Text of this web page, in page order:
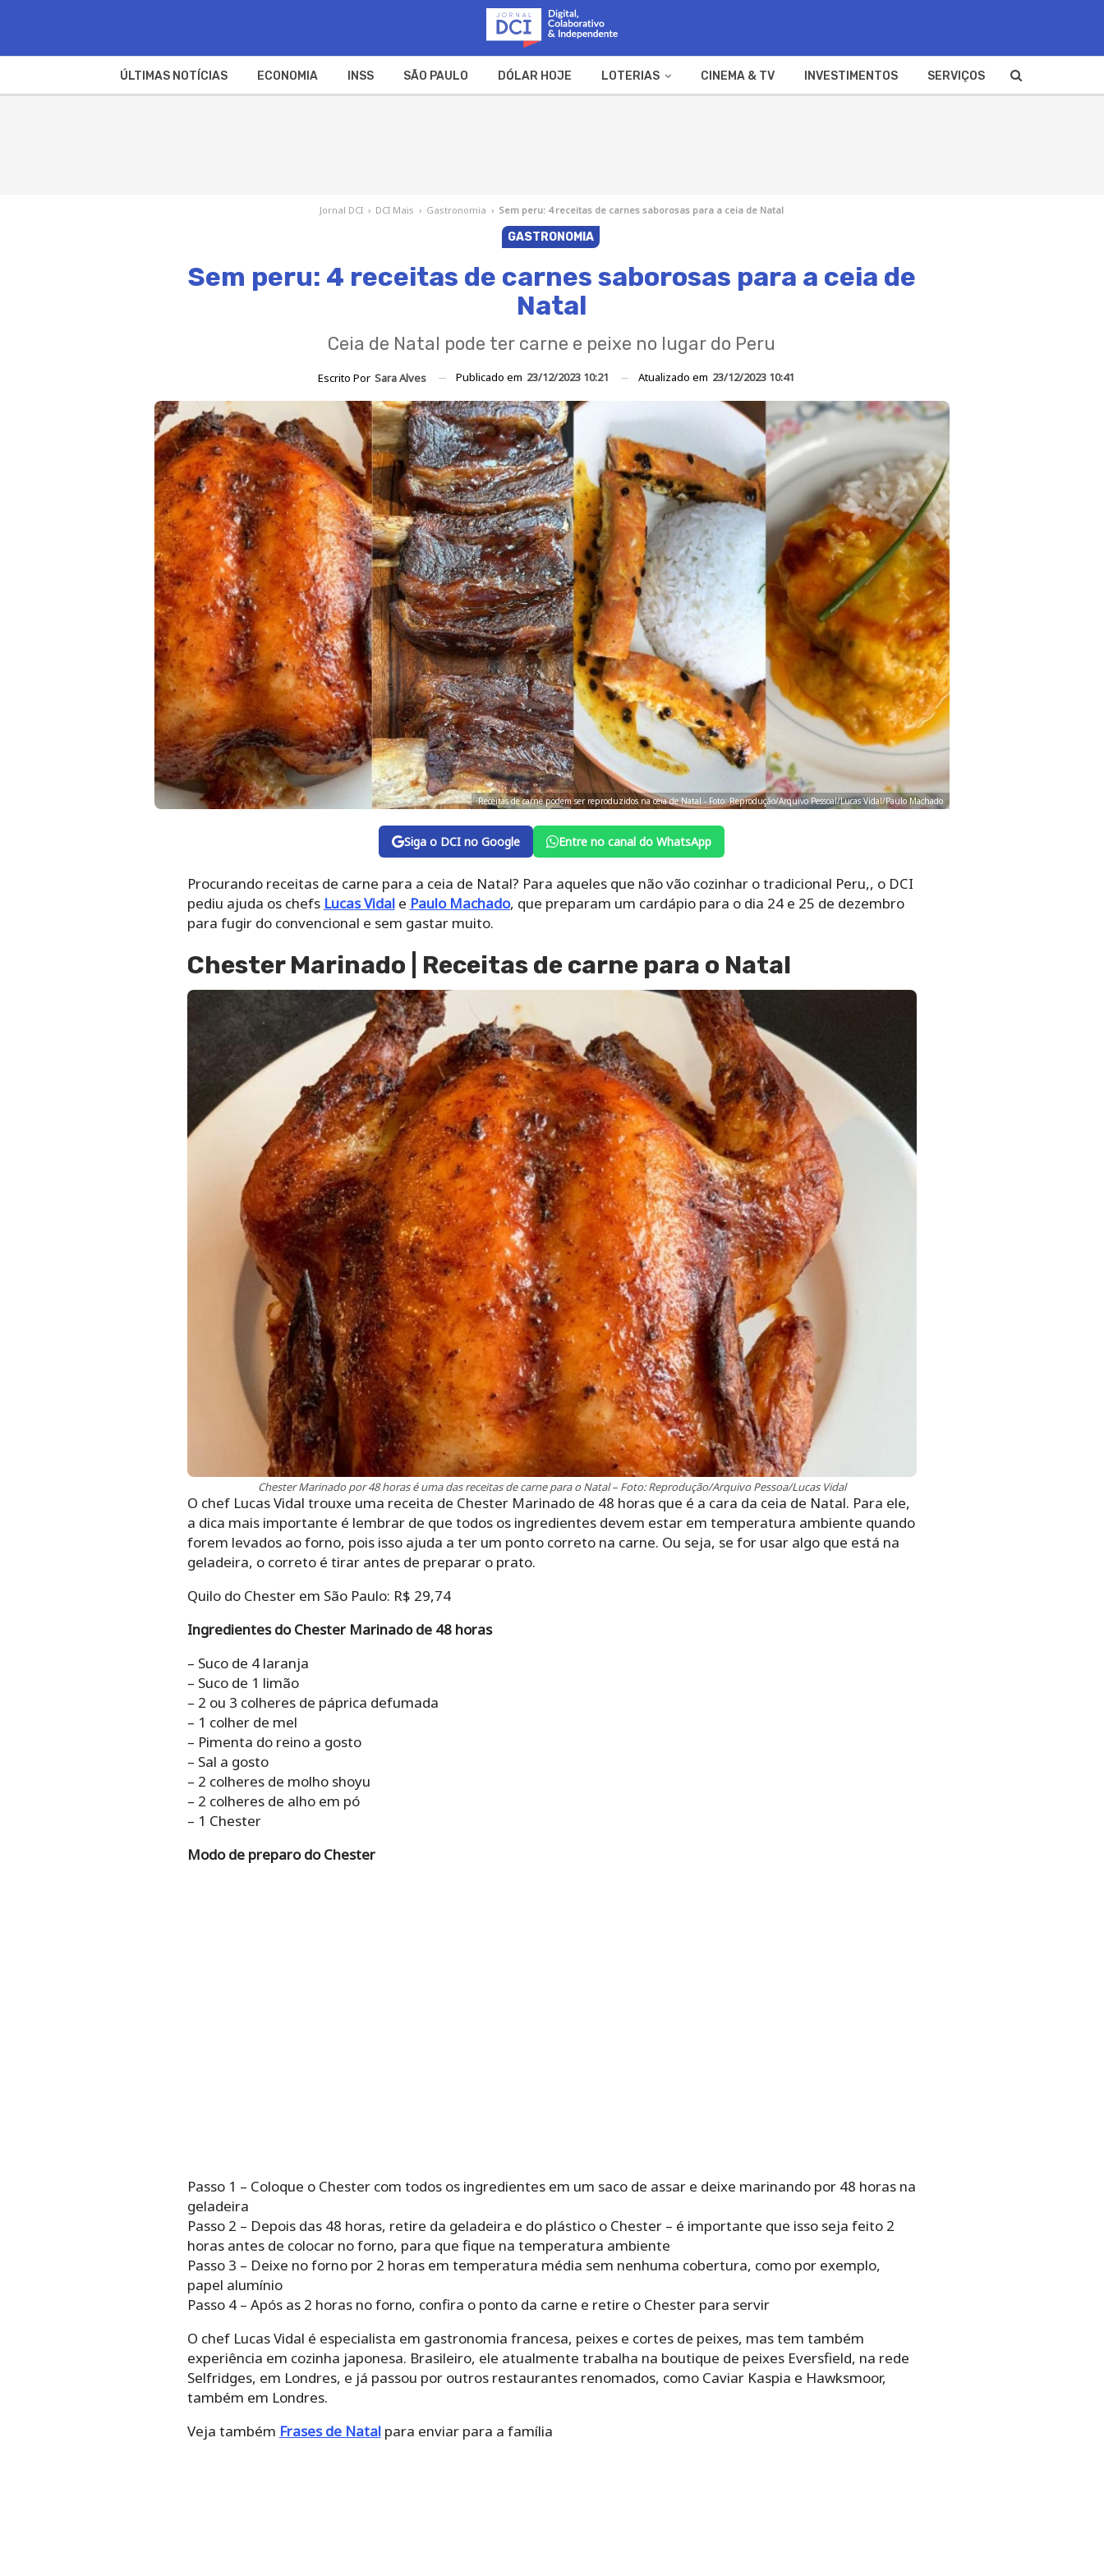
ÚLTIMAS NOTÍCIAS ECONOMIA INSS SÃO PAULO DÓLAR HOJE LOTERIAS CINEMA & TV INVESTIMENTOS SERVIÇOS
Jornal DCI › DCI Mais › Gastronomia › Sem peru: 4 receitas de carnes saborosas para a ceia de Natal
GASTRONOMIA
Sem peru: 4 receitas de carnes saborosas para a ceia de
Natal
Ceia de Natal pode ter carne e peixe no lugar do Peru
Escrito Por Sara Alves Publicado em 23/12/2023 10:21 Atualizado em 23/12/2023 10:41
Receitas de carne podem ser reproduzidos na ceia de Natal - Foto: Reprodução/Arquivo Pessoal/Lucas Vidal/Paulo Machado
Siga o DCI no Google Entre no canal do WhatsApp
Procurando receitas de carne para a ceia de Natal? Para aqueles que não vão cozinhar o tradicional Peru,, o DCI
pediu ajuda os chefs Lucas Vidale Paulo Machado, que preparam um cardápio para o dia 24 e 25 de dezembro
para fugir do convencional e sem gastar muito.
Chester Marinado | Receitas de carne para o Natal
Chester Marinado por 48 horas é uma das receitas de carne para o Natal – Foto: Reprodução/Arquivo Pessoa/Lucas Vidal
O chef Lucas Vidal trouxe uma receita de Chester Marinado de 48 horas que é a cara da ceia de Natal. Para ele,
a dica mais importante é lembrar de que todos os ingredientes devem estar em temperatura ambiente quando
forem levados ao forno, pois isso ajuda a ter um ponto correto na carne. Ou seja, se for usar algo que está na
geladeira, o correto é tirar antes de preparar o prato.
Quilo do Chester em São Paulo: R$ 29,74
Ingredientes do Chester Marinado de 48 horas
– Suco de 4 laranja
– Suco de 1 limão
– 2 ou 3 colheres de páprica defumada
– 1 colher de mel
– Pimenta do reino a gosto
– Sal a gosto
– 2 colheres de molho shoyu
– 2 colheres de alho em pó
– 1 Chester
Modo de preparo do Chester
Passo 1 – Coloque o Chester com todos os ingredientes em um saco de assar e deixe marinando por 48 horas na
geladeira
Passo 2 – Depois das 48 horas, retire da geladeira e do plástico o Chester – é importante que isso seja feito 2
horas antes de colocar no forno, para que fique na temperatura ambiente
Passo 3 – Deixe no forno por 2 horas em temperatura média sem nenhuma cobertura, como por exemplo,
papel alumínio
Passo 4 – Após as 2 horas no forno, confira o ponto da carne e retire o Chester para servir
O chef Lucas Vidal é especialista em gastronomia francesa, peixes e cortes de peixes, mas tem também
experiência em cozinha japonesa. Brasileiro, ele atualmente trabalha na boutique de peixes Eversfield, na rede
Selfridges, em Londres, e já passou por outros restaurantes renomados, como Caviar Kaspia e Hawksmoor,
também em Londres.
Veja também Frases de Natalpara enviar para a família